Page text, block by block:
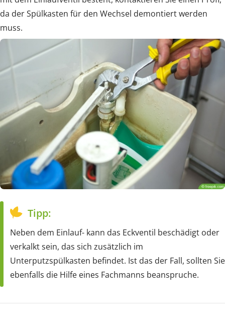
da der Spülkasten für den Wechsel demontiert werden
muss.
Tipp:
Neben dem Einlauf- kann das Eckventil beschädigt oder
verkalkt sein, das sich zusätzlich im
Unterputzspülkasten befindet. Ist das der Fall, sollten Sie
ebenfalls die Hilfe eines Fachmanns beanspruche.